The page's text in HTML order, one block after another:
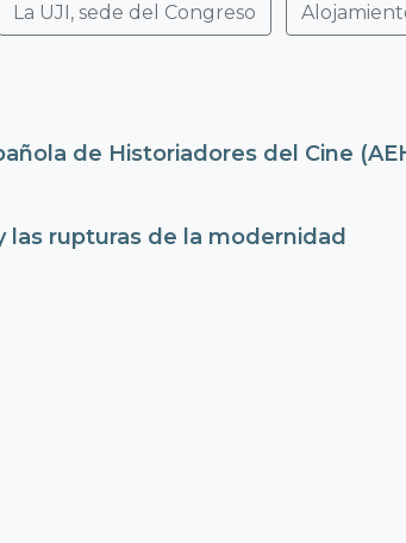
La UJI, sede del Congreso
de Historiadores del Cine
las rupturas de la modernidad